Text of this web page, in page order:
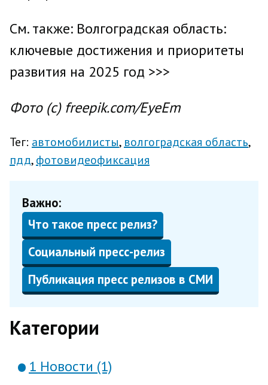
См. также: Волгоградская область:
ключевые достижения и приоритеты
развития на 2025 год >>>
Фото (с) freepik.com/EyeEm
Тег: автомобилисты волгоградская область
пдд фотовидеофиксация
Важно:
Что такое пресс релиз?
Социальный пресс-релиз
Публикация пресс релизов в СМИ
Категории
1 Новости (1)